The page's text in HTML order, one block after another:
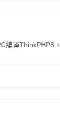
编译ThinkPHP8